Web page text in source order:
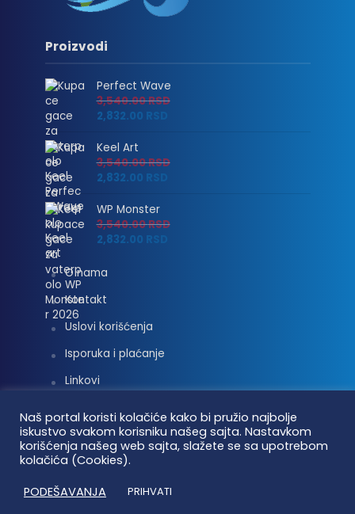
Proizvodi
Perfect Wave
3,540.00RSD
2,832.00 RSD
Keel Art
3,540.00RSD
2,832.00 RSD
WP Monster
3,540.00RSD
2,832.00 RSD
O nama
Kontakt
Uslovi korišćenja
Isporuka i plaćanje
Linkovi
Vaterpolo vesti © 2026. Sva prava zadržana.
Naš portal koristi kolačiće kako bi pružio najbolje
iskustvo svakom korisniku našeg sajta. Nastavkom
korišćenja našeg web sajta, slažete se sa upotrebom
kolačića (Cookies).
PODEŠAVANJA
PRIHVATI